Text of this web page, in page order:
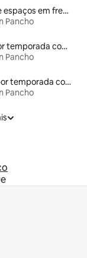
Aluguéis de espaços em frente à praia
Pancho
Aluguéis por temporada com café da manhã
Pancho
Locações por temporada com piscina
Pancho